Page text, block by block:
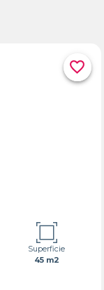
favorite_border
Superficie
45 m2